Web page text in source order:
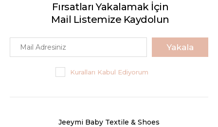
Fırsatları Yakalamak İçin
Mail Listemize Kaydolun
Yakala
Kuralları Kabul Ediyorum
Jeeymi Baby Textile & Shoes